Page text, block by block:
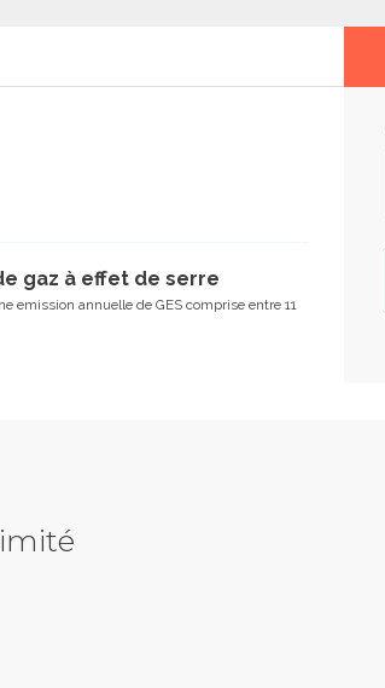
gaz à effet de serre
emission annuelle de GES comprise entre 11